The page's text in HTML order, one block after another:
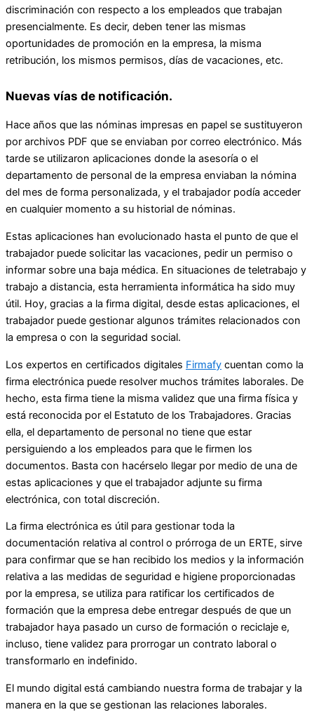
discriminación con respecto a los empleados que trabajan
presencialmente. Es decir, deben tener las mismas
oportunidades de promoción en la empresa, la misma
retribución, los mismos permisos, días de vacaciones, etc.
Nuevas vías de notificación.
Hace años que las nóminas impresas en papel se sustituyeron
por archivos PDF que se enviaban por correo electrónico. Más
tarde se utilizaron aplicaciones donde la asesoría o el
departamento de personal de la empresa enviaban la nómina
del mes de forma personalizada, y el trabajador podía acceder
en cualquier momento a su historial de nóminas.
Estas aplicaciones han evolucionado hasta el punto de que el
trabajador puede solicitar las vacaciones, pedir un permiso o
informar sobre una baja médica. En situaciones de teletrabajo y
trabajo a distancia, esta herramienta informática ha sido muy
útil. Hoy, gracias a la firma digital, desde estas aplicaciones, el
trabajador puede gestionar algunos trámites relacionados con
la empresa o con la seguridad social.
Los expertos en certificados digitales Firmafy cuentan como la
firma electrónica puede resolver muchos trámites laborales. De
hecho, esta firma tiene la misma validez que una firma física y
está reconocida por el Estatuto de los Trabajadores. Gracias
ella, el departamento de personal no tiene que estar
persiguiendo a los empleados para que le firmen los
documentos. Basta con hacérselo llegar por medio de una de
estas aplicaciones y que el trabajador adjunte su firma
electrónica, con total discreción.
La firma electrónica es útil para gestionar toda la
documentación relativa al control o prórroga de un ERTE, sirve
para confirmar que se han recibido los medios y la información
relativa a las medidas de seguridad e higiene proporcionadas
por la empresa, se utiliza para ratificar los certificados de
formación que la empresa debe entregar después de que un
trabajador haya pasado un curso de formación o reciclaje e,
incluso, tiene validez para prorrogar un contrato laboral o
transformarlo en indefinido.
El mundo digital está cambiando nuestra forma de trabajar y la
manera en la que se gestionan las relaciones laborales.